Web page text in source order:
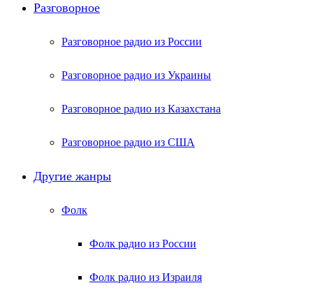
Разговорное
Разговорное радио из России
Разговорное радио из Украины
Разговорное радио из Казахстана
Разговорное радио из США
Другие жанры
Фолк
Фолк радио из России
Фолк радио из Израиля